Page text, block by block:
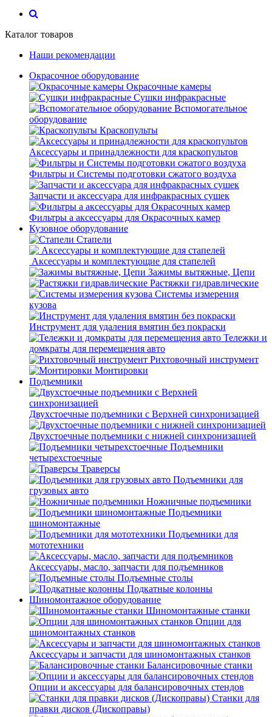
Каталог товаров
Наши рекомендации
Окрасочное оборудование
Окрасочные камеры
Сушки инфракрасные
Вспомогательное
оборудование
Краскопульты
Аксессуары и принадлежности для краскопультов
Фильтры и Системы подготовки сжатого воздуха
Запчасти и аксессуара для инфракрасных сушек
Фильтры а аксессуары для Окрасочных камер
Кузовное оборудование
Стапели
Аксессуары и комплектующие для стапелей
Зажимы вытяжные, Цепи
Растяжки гидравлические
Системы измерения
кузова
Инструмент для удаления вмятин без покраски
Тележки и
домкраты для перемещения авто
Рихтовочный инструмент
Монтировки
Подъемники
Двухстоечные подъемники с Верхней синхронизацией
Двухстоечные подъемники с нижней синхронизацией
Подъемники
четырехстоечные
Траверсы
Подъемники для
грузовых авто
Ножничные подъемники
Подъемники
шиномонтажные
Подъемники для
мототехники
Аксессуары, масло, запчасти для подъемников
Подъемные столы
Подкатные колонны
Шиномонтажное оборудование
Шиномонтажные станки
Опции для
шиномонтажных станков
Аксессуары и запчасти для шиномонтажных станков
Балансировочные станки
Опции и аксессуары для балансировочных стендов
Станки для
правки дисков (Дископравы)